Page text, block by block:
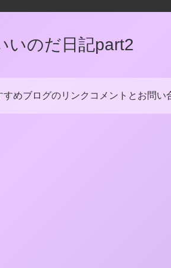
いのだ日記part2
すめブログのリンク コメントとお問い